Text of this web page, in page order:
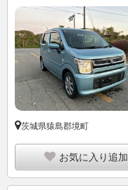
茨城県猿島郡境町
お気に入り追加